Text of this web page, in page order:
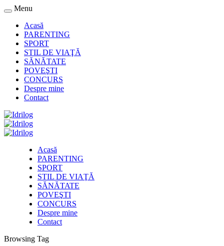
Menu
Acasă
PARENTING
SPORT
STIL DE VIAŢĂ
SĂNĂTATE
POVEŞTI
CONCURS
Despre mine
Contact
Acasă
PARENTING
SPORT
STIL DE VIAŢĂ
SĂNĂTATE
POVEŞTI
CONCURS
Despre mine
Contact
Browsing Tag